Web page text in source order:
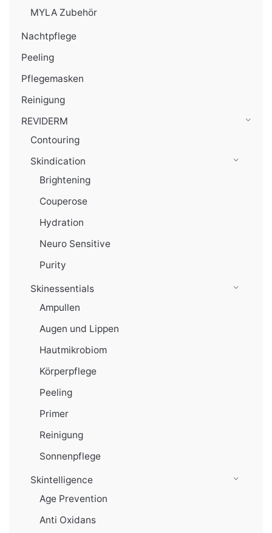
MYLA Zubehör
Nachtpflege
Peeling
Pflegemasken
Reinigung
REVIDERM
Contouring
Skindication
Brightening
Couperose
Hydration
Neuro Sensitive
Purity
Skinessentials
Ampullen
Augen und Lippen
Hautmikrobiom
Körperpflege
Peeling
Primer
Reinigung
Sonnenpflege
Skintelligence
Age Prevention
Anti Oxidans